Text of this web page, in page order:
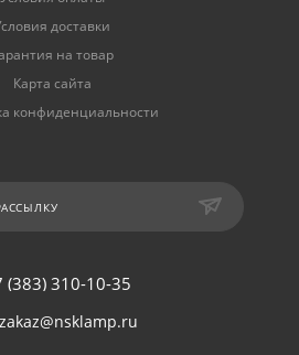
доставки
на товар
Карта сайта
конфиденциальности
(383) 310-10-35
zakaz@nsklamp.ru